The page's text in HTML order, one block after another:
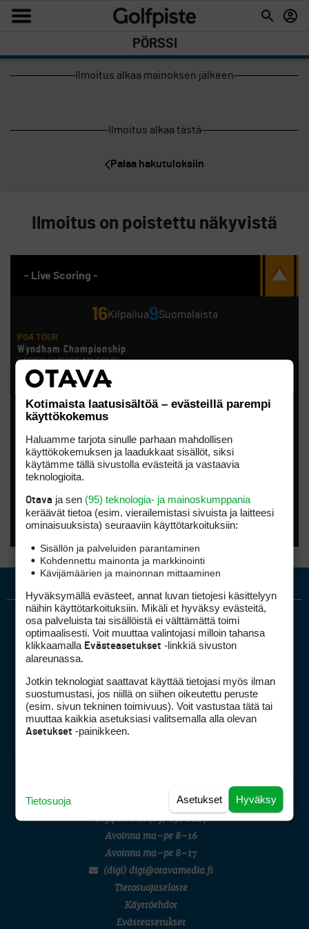
PÖRSSI
Ilmoitus alkaa mainoksen jälkeen
Ilmoitus alkaa tästä
Palaa hakutuloksiin
Ilmoitus on poistettu näkyvistä
- Live Scoring -
16Kilpailua9Suomalaista
PGA TOUR
Wyndham Championship
LADIES EUROPEAN TOUR
London Championship
Noora Komulainen, Ursula Wikström
Scottish Challenge supported by The R&A
Tapio Pulkkanen
CSK Steel Women´S Open
Anna Backman, Katri Bakker, Elina Saksa
EPSON TOUR
Smoky Mountain Championship
AMATÖÖRIGOLF
Finnish International Amateur Championship (Erkko Trophy)
AMATÖÖRIGOLF
Finnish International Ladies' Amateur Championship (+ U21
ja U18/FJT/Aulanko)
KORN FERRY TOUR
Pinnacle Bank Championship
LEGENDS TOUR
Staysure PGA Seniors Championship
AMATÖÖRIGOLF
U.S. Women's Amateur Championship
AMATÖÖRIGOLF
English Boys' (U14) Open Amateur Stroke Play Championship
Eeli Krankka, Lionel Mutikainen
MUU
LIV GOLF
New York
SM-KILPAILUT
SM-reikäpeli (M50/Kymen Golf)
FINNISH JUNIOR TOUR
Golfpiste mediakortti
Mediahinnasto
Tietoa verkon kävijöistä
Asiakaspalvelu
Digipalvelut(09) 156 6227
Avoinna ma–pe 8–16
Avoinna ma–pe 8–17
(digi) digi@otavamedia.fi
Tietosuojaseloste
Käyttöehdot
Evästeasetukset
Kotimaista laatusisältöä – evästeillä parempi
käyttökokemus
Haluamme tarjota sinulle parhaan mahdollisen
käyttökokemuksen ja laadukkaat sisällöt, siksi
käytämme tällä sivustolla evästeitä ja vastaavia
teknologioita.
Otava ja sen (95) teknologia- ja mainoskumppania
keräävät tietoa (esim. vierailemis­tasi sivuista ja laitteesi
ominaisuuk­sista) seuraaviin käyttötarkoituksiin:
Sisällön ja palveluiden parantaminen
Kohdennettu mainonta ja markkinointi
Kävijämäärien ja mainonnan mittaaminen
Hyväksymällä evästeet, annat luvan tietojesi käsittelyyn
näihin käyttötarkoituksiin. Mikäli et hyväksy evästeitä,
osa palveluista tai sisällöistä ei välttämättä toimi
optimaalisesti. Voit muuttaa valintojasi milloin tahansa
klikkaamalla Evästeasetukset -linkkiä sivuston
alareunassa.
Jotkin teknologiat saattavat käyttää tietojasi myös ilman
suostumustasi, jos niillä on siihen oikeutettu peruste
(esim. sivun tekninen toimivuus). Voit vastustaa tätä tai
muuttaa kaikkia asetuksiasi valitsemalla alla olevan
Asetukset -painikkeen.
Hyväksy
Asetukset
Tietosuoja